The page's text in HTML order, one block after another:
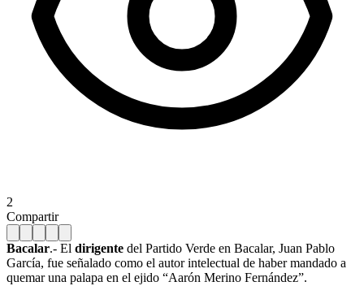
2
Compartir
Bacalar.- El dirigente del Partido Verde en Bacalar, Juan Pablo
García, fue señalado como el autor intelectual de haber mandado a
quemar una palapa en el ejido “Aarón Merino Fernández”.